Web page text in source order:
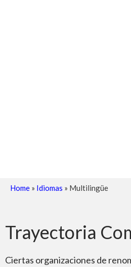
Home » Idiomas » Multilingüe
Trayectoria
Ciertas organizaciones de